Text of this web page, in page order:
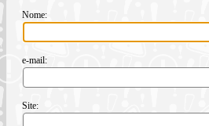
Nome:
e-mail:
Site: